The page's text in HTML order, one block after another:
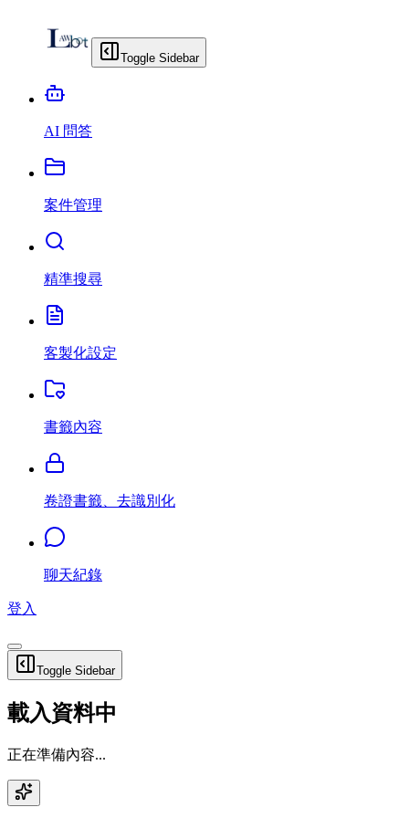
Toggle Sidebar
AI 問答
案件管理
精準搜尋
客製化設定
書籤內容
卷證書籤、去識別化
聊天紀錄
登入
Toggle Sidebar
載入資料中
正在準備內容...